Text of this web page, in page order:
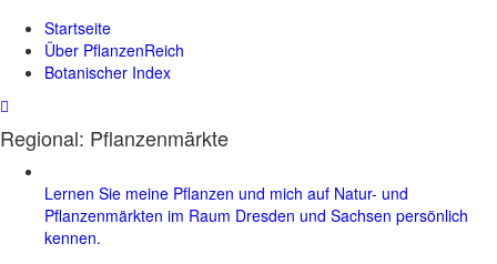
Startseite
Über PflanzenReich
Botanischer Index
Regional: Pflanzenmärkte
Lernen Sie meine Pflanzen und mich auf Natur- und
Pflanzenmärkten im Raum Dresden und Sachsen persönlich
kennen.